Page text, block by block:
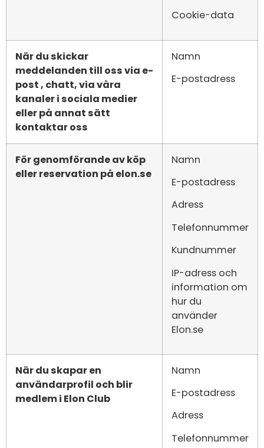
Cookie-data
När du skickar
meddelanden till oss via e-
post , chatt, via våra
kanaler i sociala medier
eller på annat sätt
kontaktar oss
Namn
E-postadress
För genomförande av köp
eller reservation på elon.se
Namn
E-postadress
Adress
Telefonnummer
Kundnummer
IP-adress och
information om
hur du
använder
Elon.se
När du skapar en
användarprofil och blir
medlem i Elon Club
Namn
E-postadress
Adress
Telefonnummer